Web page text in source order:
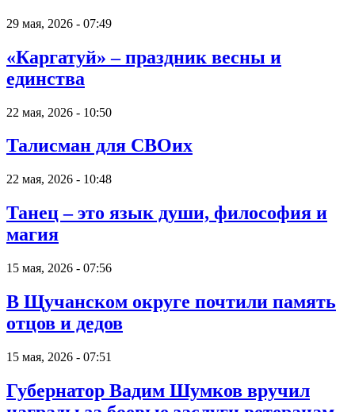
29 мая, 2026 - 07:49
«Каргатуй» – праздник весны и
единства
22 мая, 2026 - 10:50
Талисман для СВОих
22 мая, 2026 - 10:48
Танец – это язык души, философия и
магия
15 мая, 2026 - 07:56
В Щучанском округе почтили память
отцов и дедов
15 мая, 2026 - 07:51
Губернатор Вадим Шумков вручил